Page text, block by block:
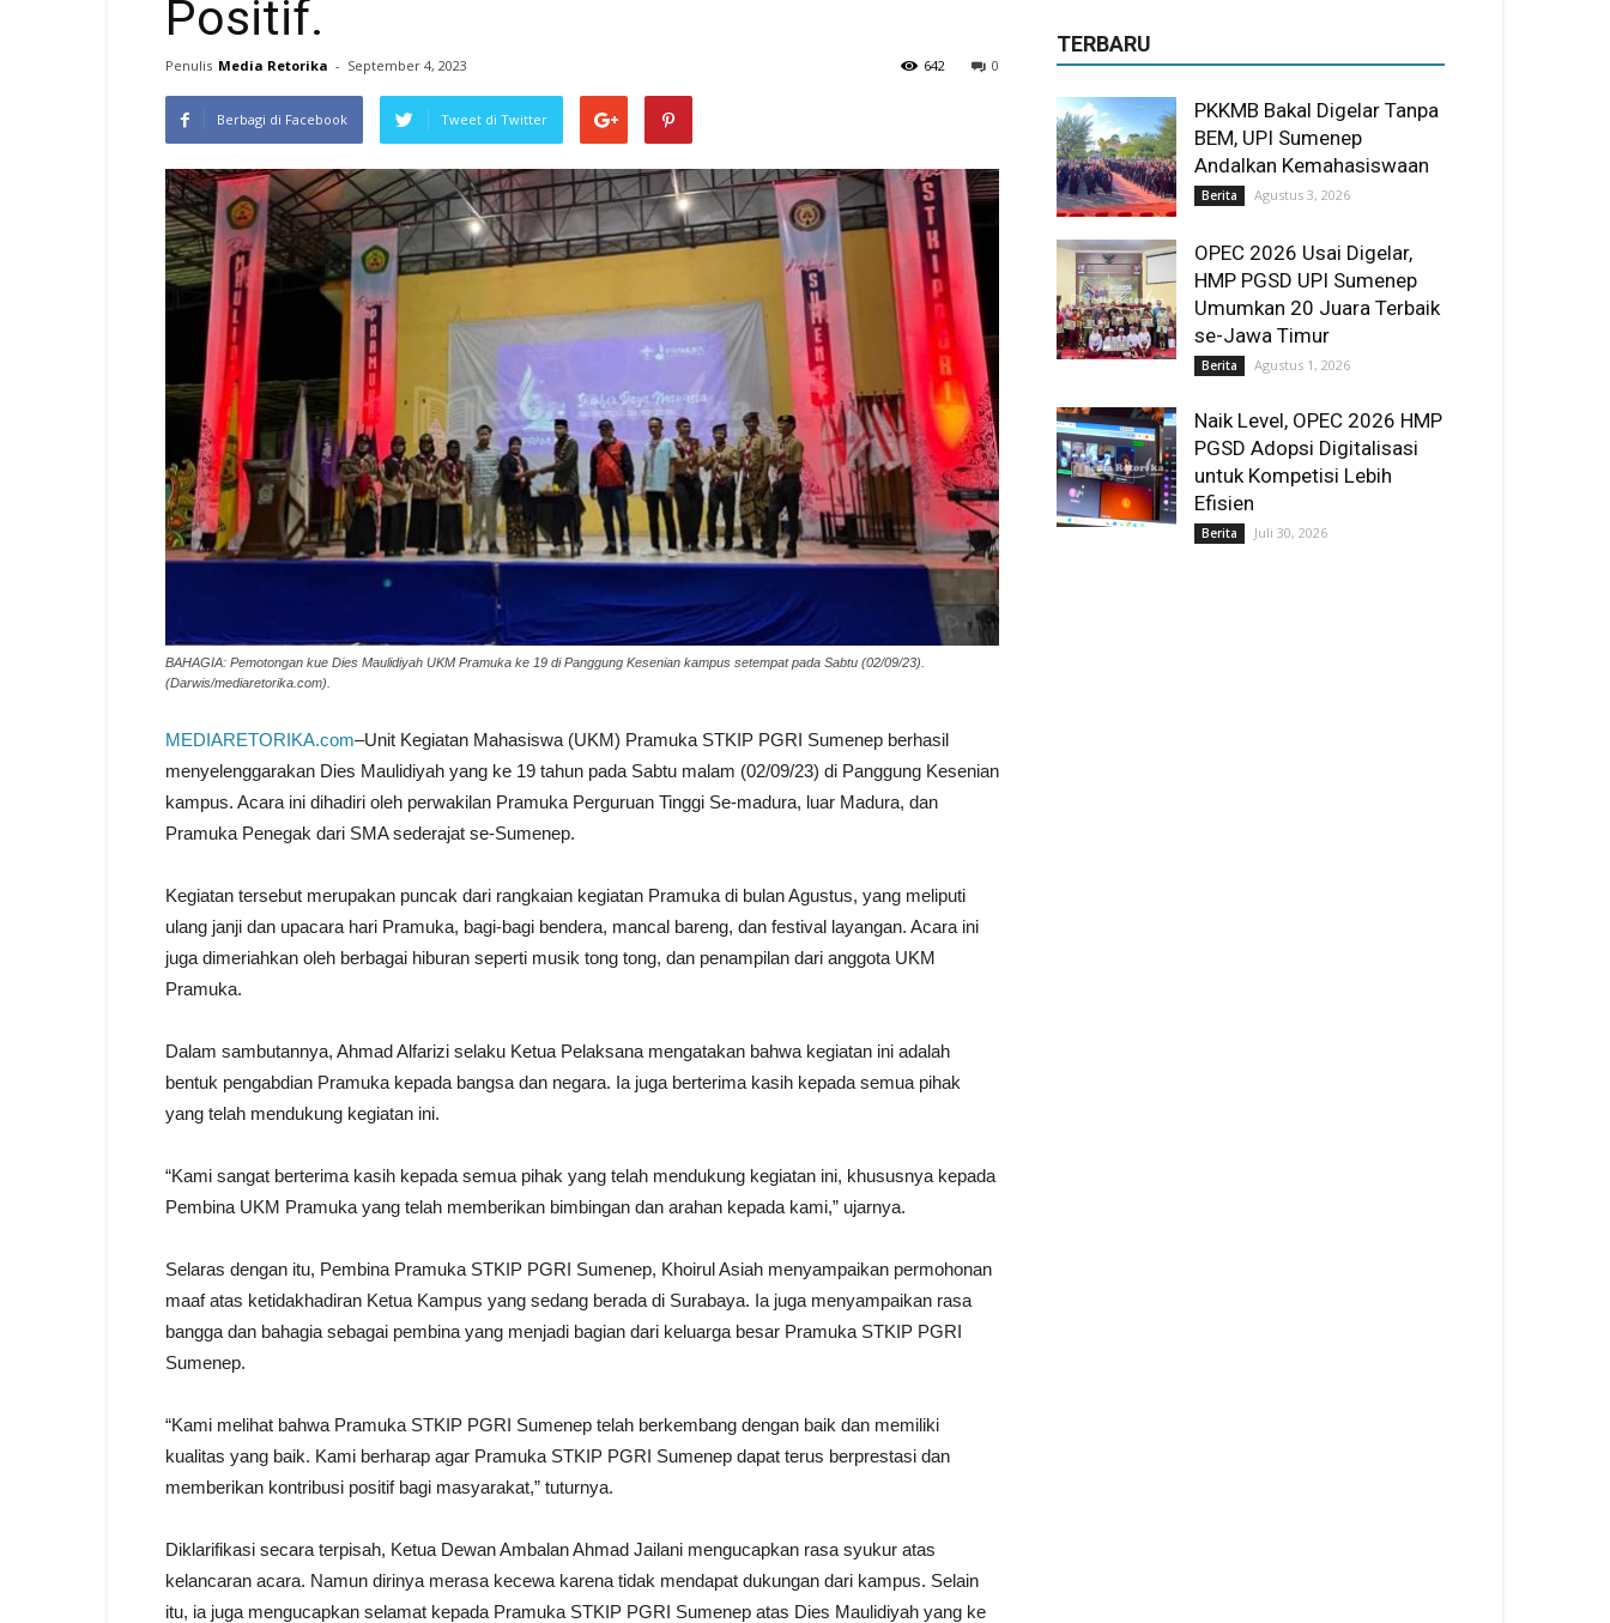
Positif.
Penulis Media Retorika - September 4, 2023 0
642
Berbagi di Facebook Tweet di Twitter
BAHAGIA: Pemotongan kue Dies Maulidiyah UKM Pramuka ke 19 di Panggung Kesenian kampus setempat pada Sabtu (02/09/23).
(Darwis/mediaretorika.com).
MEDIARETORIKA.com–Unit Kegiatan Mahasiswa (UKM) Pramuka STKIP PGRI Sumenep berhasil
menyelenggarakan Dies Maulidiyah yang ke 19 tahun pada Sabtu malam (02/09/23) di Panggung Kesenian
kampus. Acara ini dihadiri oleh perwakilan Pramuka Perguruan Tinggi Se-madura, luar Madura, dan
Pramuka Penegak dari SMA sederajat se-Sumenep.
Kegiatan tersebut merupakan puncak dari rangkaian kegiatan Pramuka di bulan Agustus, yang meliputi
ulang janji dan upacara hari Pramuka, bagi-bagi bendera, mancal bareng, dan festival layangan. Acara ini
juga dimeriahkan oleh berbagai hiburan seperti musik tong tong, dan penampilan dari anggota UKM
Pramuka.
Dalam sambutannya, Ahmad Alfarizi selaku Ketua Pelaksana mengatakan bahwa kegiatan ini adalah
bentuk pengabdian Pramuka kepada bangsa dan negara. Ia juga berterima kasih kepada semua pihak
yang telah mendukung kegiatan ini.
“Kami sangat berterima kasih kepada semua pihak yang telah mendukung kegiatan ini, khususnya kepada
Pembina UKM Pramuka yang telah memberikan bimbingan dan arahan kepada kami,” ujarnya.
Selaras dengan itu, Pembina Pramuka STKIP PGRI Sumenep, Khoirul Asiah menyampaikan permohonan
maaf atas ketidakhadiran Ketua Kampus yang sedang berada di Surabaya. Ia juga menyampaikan rasa
bangga dan bahagia sebagai pembina yang menjadi bagian dari keluarga besar Pramuka STKIP PGRI
Sumenep.
“Kami melihat bahwa Pramuka STKIP PGRI Sumenep telah berkembang dengan baik dan memiliki
kualitas yang baik. Kami berharap agar Pramuka STKIP PGRI Sumenep dapat terus berprestasi dan
memberikan kontribusi positif bagi masyarakat,” tuturnya.
Diklarifikasi secara terpisah, Ketua Dewan Ambalan Ahmad Jailani mengucapkan rasa syukur atas
kelancaran acara. Namun dirinya merasa kecewa karena tidak mendapat dukungan dari kampus. Selain
itu, ia juga mengucapkan selamat kepada Pramuka STKIP PGRI Sumenep atas Dies Maulidiyah yang ke
TERBARU
PKKMB Bakal Digelar Tanpa
BEM, UPI Sumenep
Andalkan Kemahasiswaan
Berita Agustus 3, 2026
OPEC 2026 Usai Digelar,
HMP PGSD UPI Sumenep
Umumkan 20 Juara Terbaik
se-Jawa Timur
Berita Agustus 1, 2026
Naik Level, OPEC 2026 HMP
PGSD Adopsi Digitalisasi
untuk Kompetisi Lebih
Efisien
Berita Juli 30, 2026